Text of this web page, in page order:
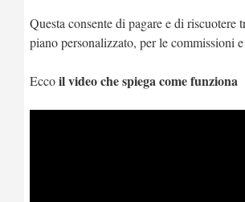
Questa consente di pagare e di
piano personalizzato, per le commissioni
Eccoil video che spiega come funziona